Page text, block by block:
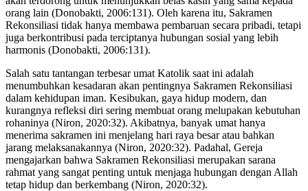
orang lain (Donobakti, 2006:131). Oleh karena itu, Sakramen
Rekonsiliasi tidak hanya membawa pembaruan secara pribadi, tetapi
juga berkontribusi pada terciptanya hubungan sosial yang lebih
harmonis (Donobakti, 2006:131).
Salah satu tantangan terbesar umat Katolik saat ini adalah
menumbuhkan kesadaran akan pentingnya Sakramen Rekonsiliasi
dalam kehidupan iman. Kesibukan, gaya hidup modern, dan
kurangnya refleksi diri sering membuat orang melupakan kebutuhan
rohaninya (Niron, 2020:32). Akibatnya, banyak umat hanya
menerima sakramen ini menjelang hari raya besar atau bahkan
jarang melaksanakannya (Niron, 2020:32). Padahal, Gereja
mengajarkan bahwa Sakramen Rekonsiliasi merupakan sarana
rahmat yang sangat penting untuk menjaga hubungan dengan Allah
tetap hidup dan berkembang (Niron, 2020:32).